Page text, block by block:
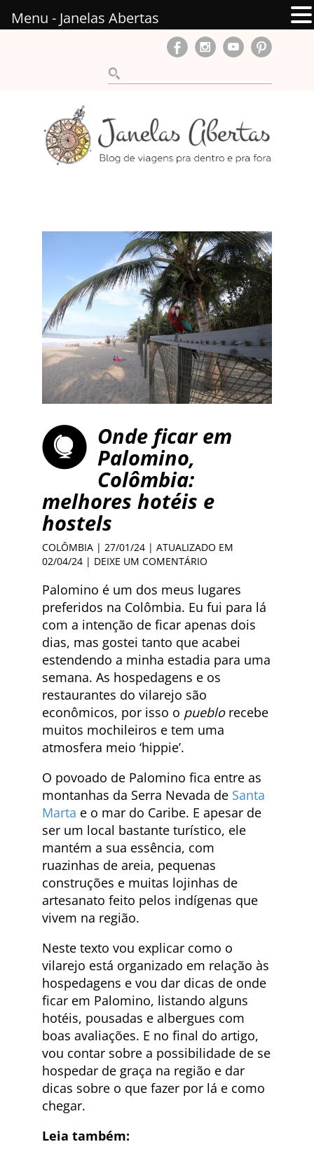
Onde ficar em
Palomino,
Colômbia:
melhores hotéis e
hostels
COLÔMBIA | 27/01/24 | ATUALIZADO EM
02/04/24 | DEIXE UM COMENTÁRIO
Palomino é um dos meus lugares
preferidos na Colômbia. Eu fui para lá
com a intenção de ficar apenas dois
dias, mas gostei tanto que acabei
estendendo a minha estadia para uma
semana. As hospedagens e os
restaurantes do vilarejo são
econômicos, por isso o pueblorecebe
muitos mochileiros e tem uma
atmosfera meio ‘hippie’.
O povoado de Palomino fica entre as
montanhas da Serra Nevada de Santa
Marta e o mar do Caribe. E apesar de
ser um local bastante turístico, ele
mantém a sua essência, com
ruazinhas de areia, pequenas
construções e muitas lojinhas de
artesanato feito pelos indígenas que
vivem na região.
Neste texto vou explicar como o
vilarejo está organizado em relação às
hospedagens e vou dar dicas de onde
ficar em Palomino, listando alguns
hotéis, pousadas e albergues com
boas avaliações. E no final do artigo,
vou contar sobre a possibilidade de se
hospedar de graça na região e dar
dicas sobre o que fazer por lá e como
chegar.
Leia também:
Menu - Janelas Abertas